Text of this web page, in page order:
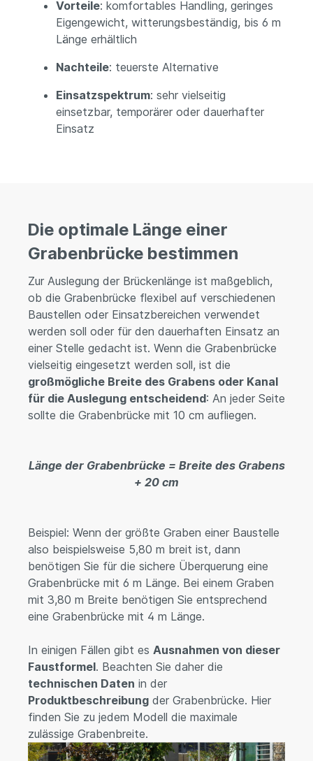
Vorteile: komfortables Handling, geringes
Eigengewicht, witterungsbeständig, bis 6 m
Länge erhältlich
Nachteile: teuerste Alternative
Einsatzspektrum: sehr vielseitig
einsetzbar, temporärer oder dauerhafter
Einsatz
Die optimale Länge einer
Grabenbrücke bestimmen
Zur Auslegung der Brückenlänge ist maßgeblich,
ob die Grabenbrücke flexibel auf verschiedenen
Baustellen oder Einsatzbereichen verwendet
werden soll oder für den dauerhaften Einsatz an
einer Stelle gedacht ist. Wenn die Grabenbrücke
vielseitig eingesetzt werden soll, ist die
großmögliche Breite des Grabens oder Kanal
für die Auslegung entscheidend: An jeder Seite
sollte die Grabenbrücke mit 10 cm aufliegen.
Länge der Grabenbrücke = Breite des Grabens
+ 20 cm
Beispiel: Wenn der größte Graben einer Baustelle
also beispielsweise 5,80 m breit ist, dann
benötigen Sie für die sichere Überquerung eine
Grabenbrücke mit 6 m Länge. Bei einem Graben
mit 3,80 m Breite benötigen Sie entsprechend
eine Grabenbrücke mit 4 m Länge.
In einigen Fällen gibt es Ausnahmen von dieser
Faustformel. Beachten Sie daher die
technischen Daten in der
Produktbeschreibung der Grabenbrücke. Hier
finden Sie zu jedem Modell die maximale
zulässige Grabenbreite.